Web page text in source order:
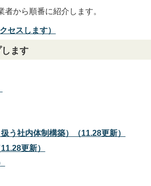
から順番に紹介します。
セスします）
ます
う社内体制構築）（11.28更新）
更新）